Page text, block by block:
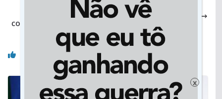
Covid: Ministério da Saúde não renova contrato
com empresa e reduz capacidade de testes no MT
Você pode gostar também
x